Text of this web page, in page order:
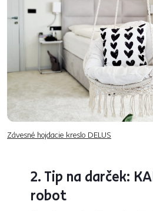
Závesné hojdacie kreslo DELUS
2. Tip na darček:
robot